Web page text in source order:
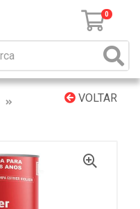
0
VOLTAR